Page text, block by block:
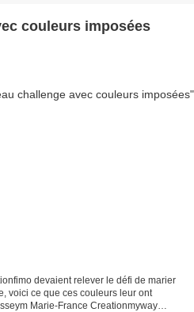
couleurs imposées
devaient relever le défi de marier
voici ce que ces couleurs leur ont
Marie-France Creationmyway